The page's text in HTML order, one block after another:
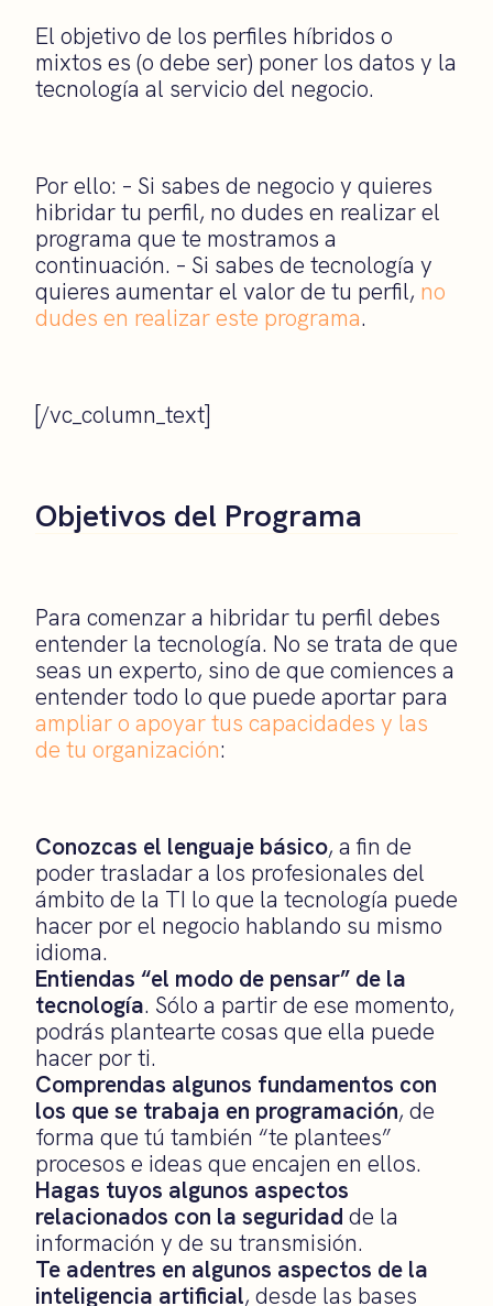
El objetivo de los perfiles híbridos o
mixtos es (o debe ser) poner los datos y la
tecnología al servicio del negocio.
Por ello: – Si sabes de negocio y quieres
hibridar tu perfil, no dudes en realizar el
programa que te mostramos a
continuación. – Si sabes de tecnología y
quieres aumentar el valor de tu perfil, no
dudes en realizar este programa.
[/vc_column_text]
Objetivos del Programa
Para comenzar a hibridar tu perfil debes
entender la tecnología. No se trata de que
seas un experto, sino de que comiences a
entender todo lo que puede aportar para
ampliar o apoyar tus capacidades y las
de tu organización:
Conozcas el lenguaje básico, a fin de
poder trasladar a los profesionales del
ámbito de la TI lo que la tecnología puede
hacer por el negocio hablando su mismo
idioma.
Entiendas “el modo de pensar” de la
tecnología. Sólo a partir de ese momento,
podrás plantearte cosas que ella puede
hacer por ti.
Comprendas algunos fundamentos con
los que se trabaja en programación, de
forma que tú también “te plantees”
procesos e ideas que encajen en ellos.
Hagas tuyos algunos aspectos
relacionados con la seguridad de la
información y de su transmisión.
Te adentres en algunos aspectos de la
inteligencia artificial, desde las bases